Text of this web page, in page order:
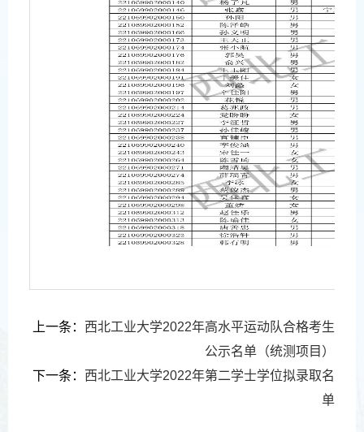
上一条： 西北工业大学2022年高水平运动队合格考生
公示名单（统测项目）
下一条： 西北工业大学2022年第二学士学位拟录取名
单